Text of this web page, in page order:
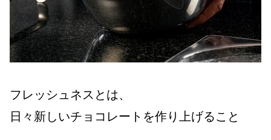
フレッシュネスとは、
日々新しいチョコレートを作り上げること